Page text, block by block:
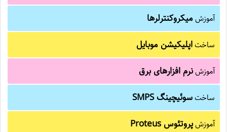
آموزشمیکروکنترلرها
ساختاپلیکیشن موبایل
آموزشنرم افزارهای برق
ساختسوئیچینگ SMPS
آموزشپروتئوس Proteus